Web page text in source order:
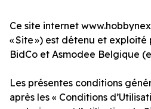
Ce site internet
« Site ») est détenu et exploité
BidCo et Asmodee Belgique
Les présentes conditions
après les « Conditions